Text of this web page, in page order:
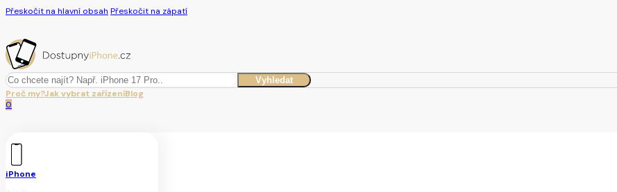
Přeskočit na hlavní obsah Přeskočit na zápatí
Hledat Vyhledat
Proč my?Jak vybrat zařízeníBlog
0
iPhone